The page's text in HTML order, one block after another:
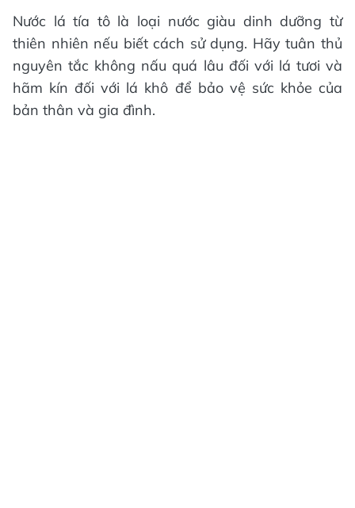
Nước lá tía tô là loại nước giàu dinh dưỡng từ
thiên nhiên nếu biết cách sử dụng. Hãy tuân thủ
nguyên tắc không nấu quá lâu đối với lá tươi và
hãm kín đối với lá khô để bảo vệ sức khỏe của
bản thân và gia đình.